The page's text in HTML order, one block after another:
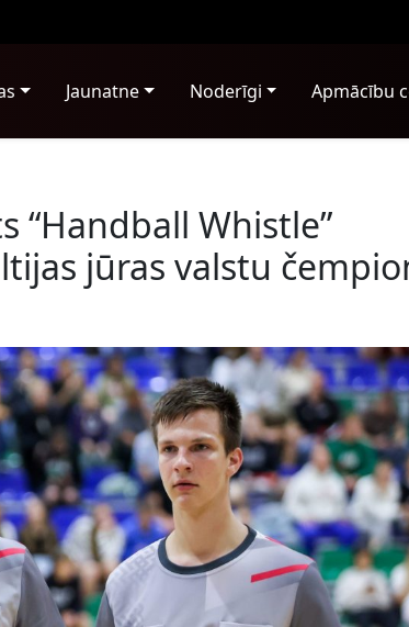
Jaunatne Noderīgi Apmācību
“Handball Whistle”
jūras valstu